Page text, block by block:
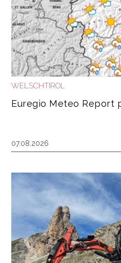
WELSCHTIROL
Euregio Meteo Report
07.08.2026